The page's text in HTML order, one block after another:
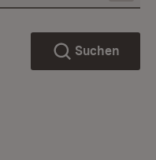
Suchen